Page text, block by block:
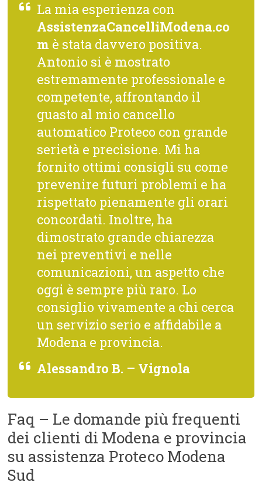
La mia esperienza con
AssistenzaCancelliModena.co
m è stata davvero positiva.
Antonio si è mostrato
estremamente professionale e
competente, affrontando il
guasto al mio cancello
automatico Proteco con grande
serietà e precisione. Mi ha
fornito ottimi consigli su come
prevenire futuri problemi e ha
rispettato pienamente gli orari
concordati. Inoltre, ha
dimostrato grande chiarezza
nei preventivi e nelle
comunicazioni, un aspetto che
oggi è sempre più raro. Lo
consiglio vivamente a chi cerca
un servizio serio e affidabile a
Modena e provincia.
Alessandro B. – Vignola
Faq – Le domande più frequenti
dei clienti di Modena e provincia
su assistenza Proteco Modena
Sud